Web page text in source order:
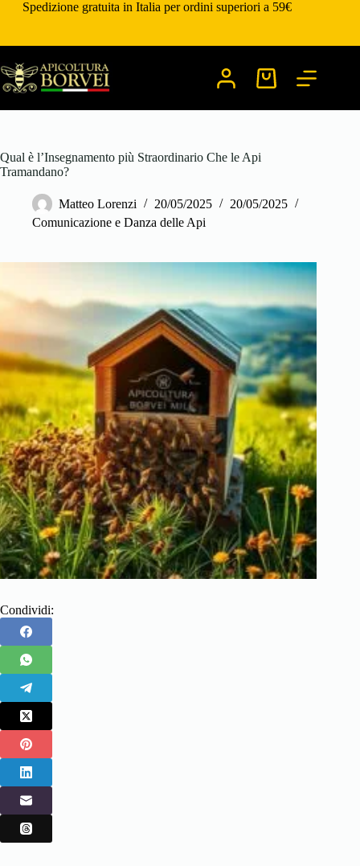
SaltaSpedizione gratuita in Italia per ordini superiori a 59€
Carrello
Qual è l’Insegnamento più Straordinario Che le Api
Tramandano?
Matteo Lorenzi 20/05/2025
20/05/2025
Comunicazione e Danza delle Api
Condividi: